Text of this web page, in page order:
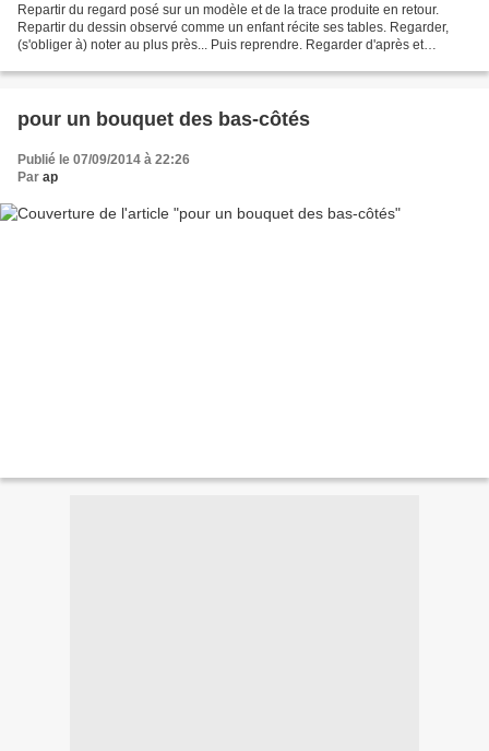
Repartir du regard posé sur un modèle et de la trace produite en retour.
Repartir du dessin observé comme un enfant récite ses tables. Regarder,
(s'obliger à) noter au plus près... Puis reprendre. Regarder d'après et
pour un bouquet des bas-côtés
Publié le 07/09/2014 à 22:26
Par ap